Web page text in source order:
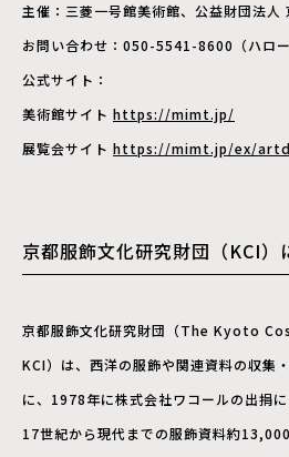
主催：三菱一号館美術館、公益財団法人
お問い合わせ：050-5541-8600（ハロー
公式サイト：
美術館サイト https://mimt.jp/
展覧会サイト https://mimt.jp/ex/
京都服飾文化研究財団（KCI）
京都服飾文化研究財団（The Kyoto
KCI）は、西洋の服飾や関連資料の収集
に、1978年に株式会社ワコールの出捐
17世紀から現代までの服飾資料約